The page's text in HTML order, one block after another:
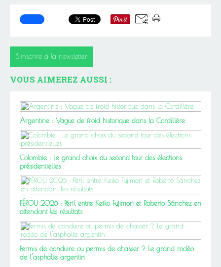
S'inscrire à la newsletter
VOUS AIMEREZ AUSSI :
Argentine : Vague de froid historique dans la Cordillère
Colombie : Le grand choix du second tour des élections
présidentielles
PÉROU 2026 : Péril entre Keiko Fujimori et Roberto Sánchez en
attendant les résultats
Permis de conduire ou permis de chasser ? Le grand rodéo
de l'asphalte argentin